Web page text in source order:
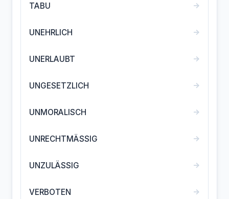
TABU →
UNEHRLICH →
UNERLAUBT →
UNGESETZLICH →
UNMORALISCH →
UNRECHTMÄSSIG →
UNZULÄSSIG →
VERBOTEN →